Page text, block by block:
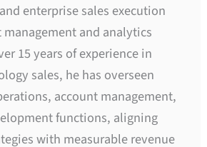
enterprise sales execution
and analytics
15 years of experience in
sales, he has overseen
account management,
functions, aligning
with measurable revenue